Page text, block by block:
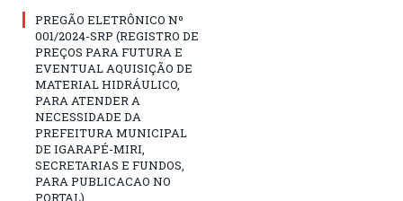
PREGÃO ELETRÔNICO Nº
001/2024-SRP (REGISTRO DE
PREÇOS PARA FUTURA E
EVENTUAL AQUISIÇÃO DE
MATERIAL HIDRÁULICO,
PARA ATENDER A
NECESSIDADE DA
PREFEITURA MUNICIPAL
DE IGARAPÉ-MIRI,
SECRETARIAS E FUNDOS,
PARA PUBLICACAO NO
PORTAL)